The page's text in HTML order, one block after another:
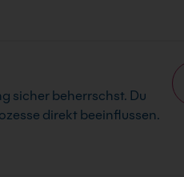
sicher beherrschst. Du
direkt beeinflussen.